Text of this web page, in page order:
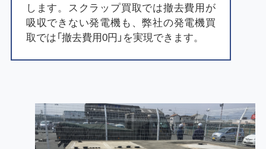
します。スクラップ買取では撤去費用が
吸収できない発電機も、弊社の発電機買
取では「撤去費用0円」を実現できます。